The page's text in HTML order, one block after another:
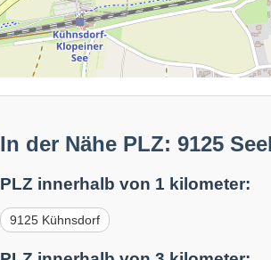
In der Nähe PLZ: 9125
PLZ innerhalb von 1 kilometer:
9125 Kühnsdorf